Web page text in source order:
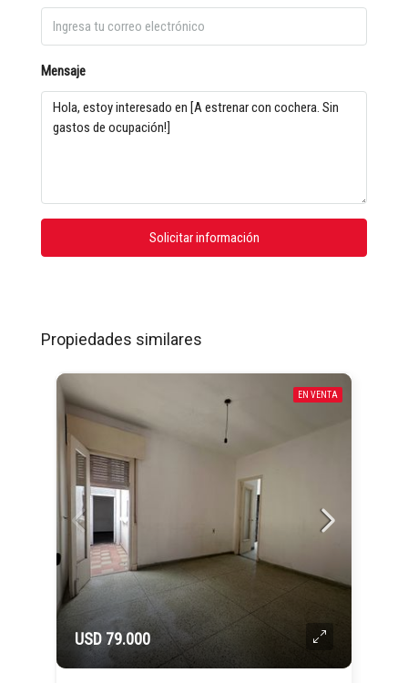
Mensaje
Solicitar información
Propiedades similares
EN VENTA
USD 79.000